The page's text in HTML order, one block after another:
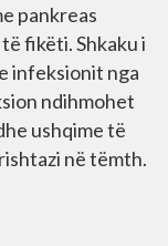
pankreas
fikëti. Shkaku i
infeksionit nga
ndihmohet
ushqime të
në tëmth.